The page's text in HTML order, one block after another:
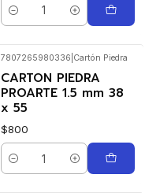
Cantidad
7807265980336 Cartón Piedra
CARTON PIEDRA
PROARTE 1.5 mm 38
x 55
$800
Cantidad